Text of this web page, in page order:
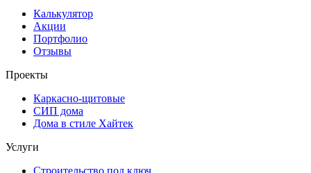
Калькулятор
Акции
Портфолио
Отзывы
Проекты
Каркасно-щитовые
СИП дома
Дома в стиле Хайтек
Услуги